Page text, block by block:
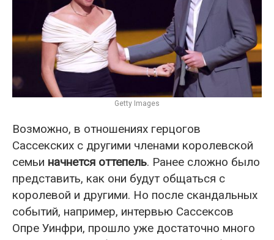
Getty Images
Возможно, в отношениях герцогов
Сассекских с другими членами королевской
семьи начнется оттепель. Ранее сложно было
представить, как они будут общаться с
королевой и другими. Но после скандальных
событий, например, интервью Сассексов
Опре Уинфри, прошло уже достаточно много